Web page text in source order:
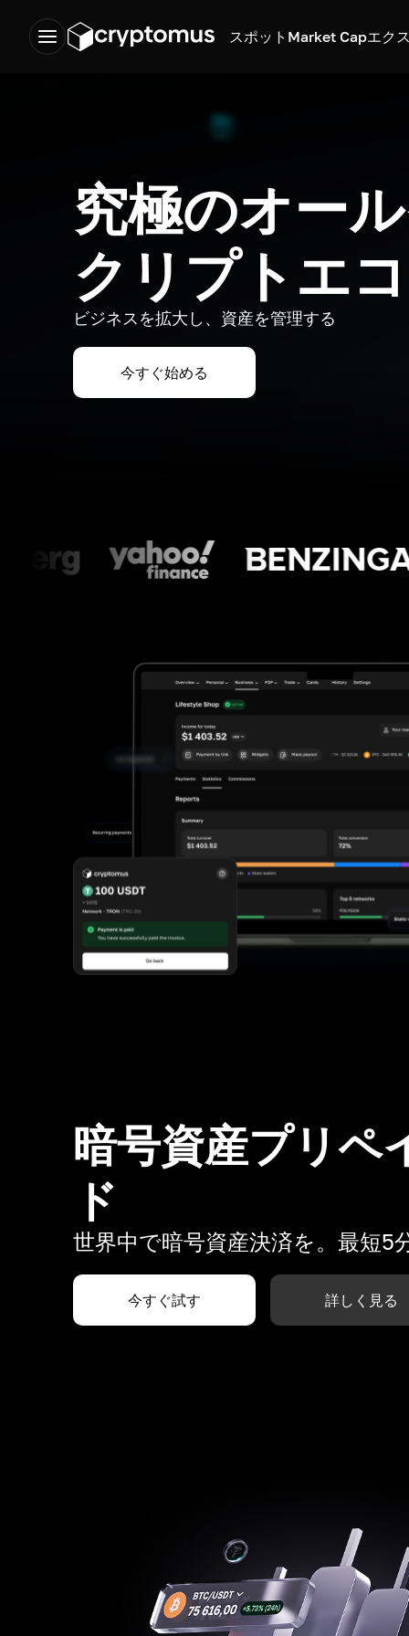
スポット Market Capエク
究極のオー
クリプトエ
ビジネスを拡大し、資産を管理する
今すぐ始める
暗号資産プリペ
ド
世界中で暗号資産決済を。最短5
今すぐ試す 詳しく見る